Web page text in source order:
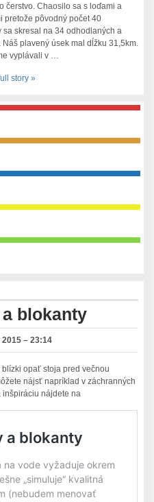
čerstvo. Chaosilo sa s loďami a
pretože pôvodný počet 40
sa skresal na 34 odhodlaných a
Náš plavený úsek mal dĺžku 31,5km.
vyplávali v …
story »
blokanty
– 23:14
opať stoja pred večnou
nájsť napríklad v záchranných
inšpiráciu nájdete na